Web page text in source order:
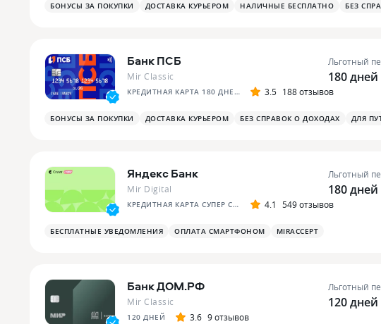
БОНУСЫ ЗА ПОКУПКИ ДОСТАВКА КУРЬЕРОМ НАЛИЧНЫЕ БЕСПЛАТНО БЕЗ
Банк ПСБ
Mir Classic
КРЕДИТНАЯ КАРТА 180 ДНЕЙ БЕЗ % 3.5 188 отзывов
Льготный
180 дней
БОНУСЫ ЗА ПОКУПКИ ДОСТАВКА КУРЬЕРОМ БЕЗ СПРАВОК О ДОХОДАХ ДЛЯ
Яндекс Банк
Mir Digital
КРЕДИТНАЯ КАРТА СУПЕР СПЛИТА 4.1 549 отзывов
Льготный
180 дней
БЕСПЛАТНЫЕ УВЕДОМЛЕНИЯ ОПЛАТА СМАРТФОНОМ MIRACCEPT
Банк ДОМ.РФ
Mir Classic
120 ДНЕЙ 3.6 9 отзывов
Льготный
120 дней